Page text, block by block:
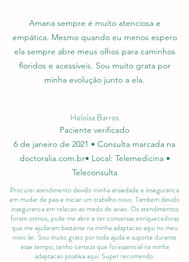
Amana sempre é muito atenciosa e
empática. Mesmo quando eu menos espero
ela sempre abre meus olhos para caminhos
floridos e acessíveis. Sou muito grata por
minha evolução junto a ela.
Heloísa Barros
Paciente verificado
6 de janeiro de 2021 • Consulta marcada na
doctoralia.com.br• Local: Telemedicina •
Teleconsulta
Procurei atendimento devido minha ansiedade e inseguranca
em mudar de pais e iniciar um trabalho novo. Tambem devido
inseguranca em relacao ao medo de aviao. Os atendimentos
foram otimos, pude me abrir e ter conversas enriquecedoras
que me ajudaram bastante na minha adaptacao aqui no meu
novo lar. Sou muito grato por toda ajuda e suporte durante
esse tempo; tenho certeza que foi essencial na minha
adaptacao positiva aqui. Super recomendo.